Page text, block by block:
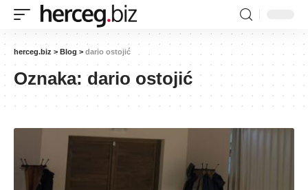
herceg.biz > Blog > dario ostojić
Oznaka:dario ostojić